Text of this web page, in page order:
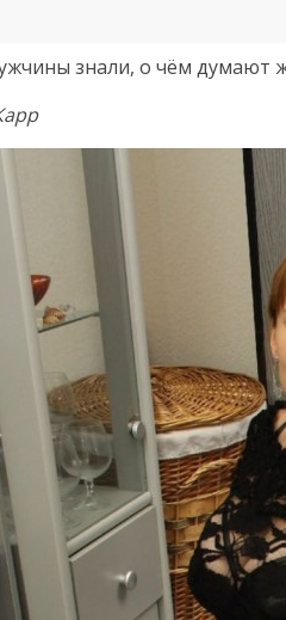
знали, о чём думают